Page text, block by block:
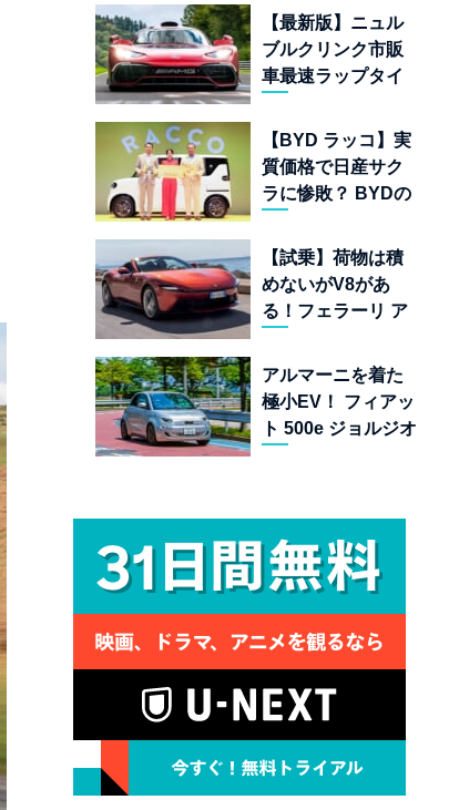
毯」を手に入れた
フランスの異端児
【最新版】ニュル
ブルクリンク市販
車最速ラップタイ
22台を一挙公開
【BYD ラッコ】実
質価格で日産サク
ラに惨敗？ BYDの
金ドーピング」の
異常な世界
【試乗】荷物は積
めないがV8があ
る！フェラーリ ア
ーが証明する純内
燃機関オープンカ
ーの至福
アルマーニを着た
極小EV！ フィアッ
ト 500e ジョルジオ